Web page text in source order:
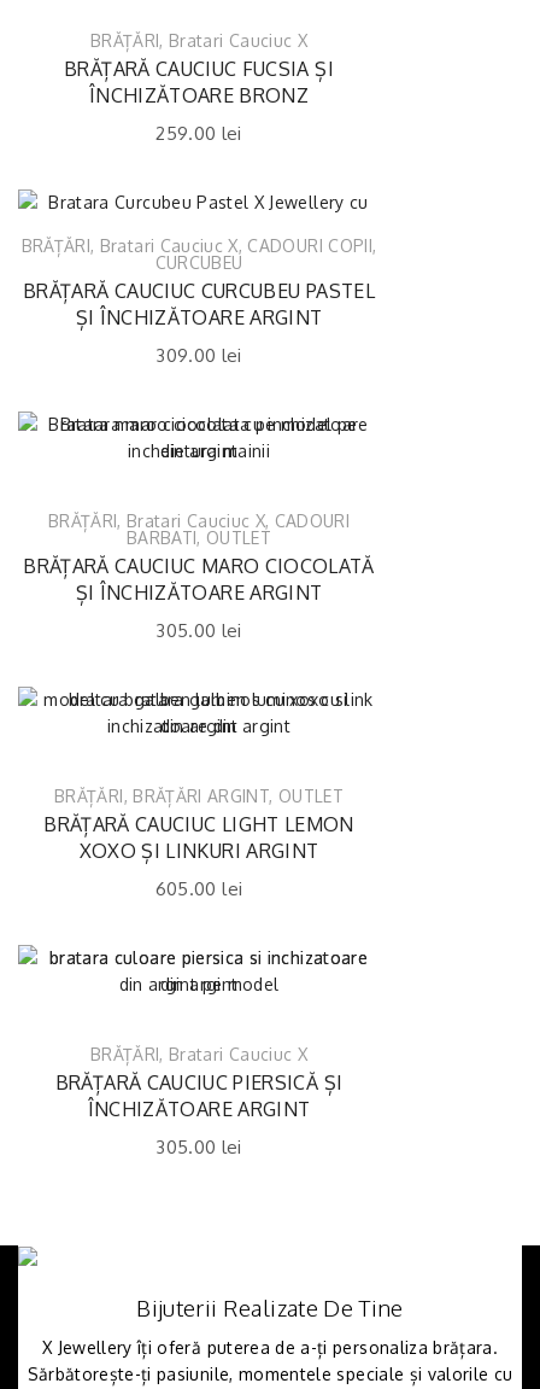
BRĂȚĂRI, Bratari Cauciuc X
BRĂȚARĂ CAUCIUC FUCSIA ȘI
ÎNCHIZĂTOARE BRONZ
259.00 lei
BRĂȚĂRI, Bratari Cauciuc X, CADOURI COPII,
CURCUBEU
BRĂȚARĂ CAUCIUC CURCUBEU PASTEL
ȘI ÎNCHIZĂTOARE ARGINT
309.00 lei
BRĂȚĂRI, Bratari Cauciuc X, CADOURI
BARBATI, OUTLET
BRĂȚARĂ CAUCIUC MARO CIOCOLATĂ
ȘI ÎNCHIZĂTOARE ARGINT
305.00 lei
BRĂȚĂRI, BRĂȚĂRI ARGINT, OUTLET
BRĂȚARĂ CAUCIUC LIGHT LEMON
XOXO ȘI LINKURI ARGINT
605.00lei
BRĂȚĂRI, Bratari Cauciuc X
BRĂȚARĂ CAUCIUC PIERSICĂ ȘI
ÎNCHIZĂTOARE ARGINT
305.00 lei
Bijuterii Realizate De Tine
X Jewellery îți oferă puterea de a-ți personaliza brățara.
Sărbătorește-ți pasiunile, momentele speciale și valorile cu